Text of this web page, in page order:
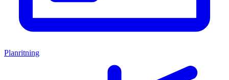
Planritning